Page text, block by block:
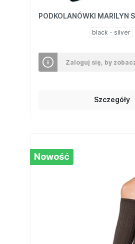
PODKOLANÓWKI MARILYN
black - silver
Zaloguj się, by
Szczegóły
Nowość